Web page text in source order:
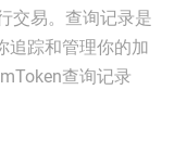
交易。查询记录是
追踪和管理你的加
查询记录